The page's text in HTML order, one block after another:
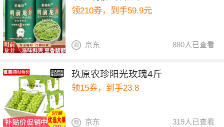
领210券，到手59.9元
880人已查看
京东
玖原农珍阳光玫瑰4斤
领15券，到手23.8
319人已查看
京东